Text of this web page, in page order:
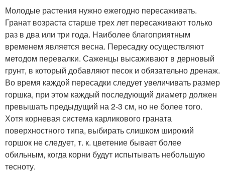
Молодые растения нужно ежегодно пересаживать.
Гранат возраста старше трех лет пересаживают только
раз в два или три года. Наиболее благоприятным
временем является весна. Пересадку осуществляют
методом перевалки. Саженцы высаживают в дерновый
грунт, в который добавляют песок и обязательно дренаж.
Во время каждой пересадки следует увеличивать размер
горшка, при этом каждый последующий диаметр должен
превышать предыдущий на 2-3 см, но не более того.
Хотя корневая система карликового граната
поверхностного типа, выбирать слишком широкий
горшок не следует, т. к. цветение бывает более
обильным, когда корни будут испытывать небольшую
тесноту.